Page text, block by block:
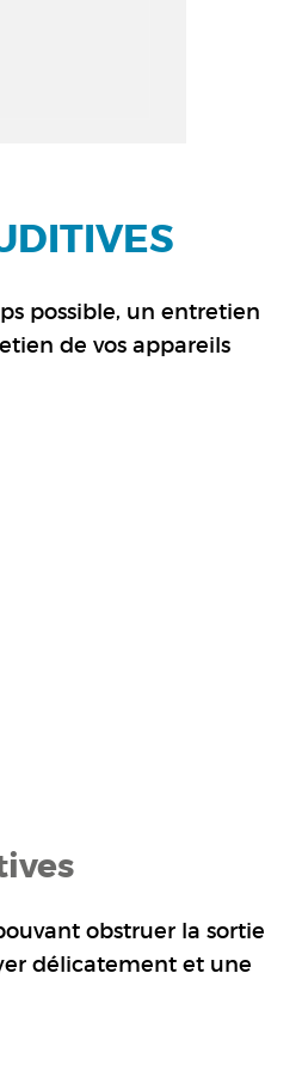
possible, un entretien
de vos appareils
obstruer la sortie
délicatement et une